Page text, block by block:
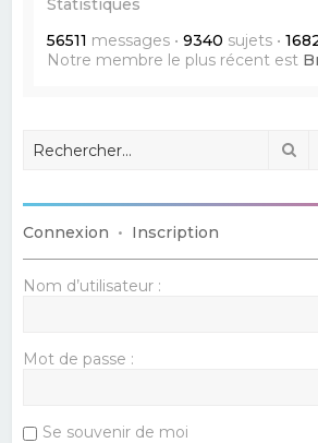
Statistiques
56511 messages •9340 sujets •
Notre membre le plus récent est
Connexion • Inscription
Nom d’utilisateur :
Mot de passe :
Se souvenir de moi